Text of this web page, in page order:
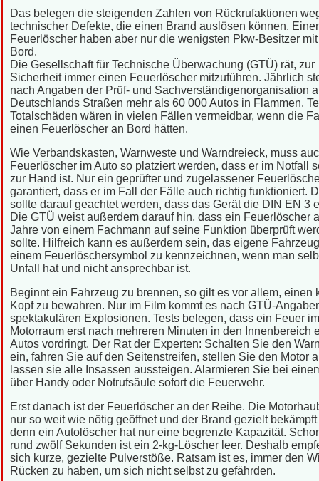
Das belegen die steigenden Zahlen von Rückrufaktionen
technischer Defekte, die einen Brand auslösen können.
Feuerlöscher haben aber nur die wenigsten Pkw-Besitzer
Bord.
Die Gesellschaft für Technische Überwachung (GTÜ) rät, zur
Sicherheit immer einen Feuerlöscher mitzuführen. Jährlich
nach Angaben der Prüf- und Sachverständigenorganisation
Deutschlands Straßen mehr als 60 000 Autos in Flammen.
Totalschäden wären in vielen Fällen vermeidbar, wenn die
einen Feuerlöscher an Bord hätten.
Wie Verbandskasten, Warnweste und Warndreieck, muss
Feuerlöscher im Auto so platziert werden, dass er im Notfall
zur Hand ist. Nur ein geprüfter und zugelassener
garantiert, dass er im Fall der Fälle auch richtig funktioniert.
sollte darauf geachtet werden, dass das Gerät die DIN EN 3
Die GTÜ weist außerdem darauf hin, dass ein Feuerlöscher
Jahre von einem Fachmann auf seine Funktion überprüft
sollte. Hilfreich kann es außerdem sein, das eigene
einem Feuerlöschersymbol zu kennzeichnen, wenn man
Unfall hat und nicht ansprechbar ist.
Beginnt ein Fahrzeug zu brennen, so gilt es vor allem, einen
Kopf zu bewahren. Nur im Film kommt es nach GTÜ-
spektakulären Explosionen. Tests belegen, dass ein Feuer im
Motorraum erst nach mehreren Minuten in den Innenbereich
Autos vordringt. Der Rat der Experten: Schalten Sie den
ein, fahren Sie auf den Seitenstreifen, stellen Sie den Motor
lassen sie alle Insassen aussteigen. Alarmieren Sie bei
über Handy oder Notrufsäule sofort die Feuerwehr.
Erst danach ist der Feuerlöscher an der Reihe. Die
nur so weit wie nötig geöffnet und der Brand gezielt
denn ein Autolöscher hat nur eine begrenzte Kapazität.
rund zwölf Sekunden ist ein 2-kg-Löscher leer. Deshalb
sich kurze, gezielte Pulverstöße. Ratsam ist es, immer den
Rücken zu haben, um sich nicht selbst zu gefährden.